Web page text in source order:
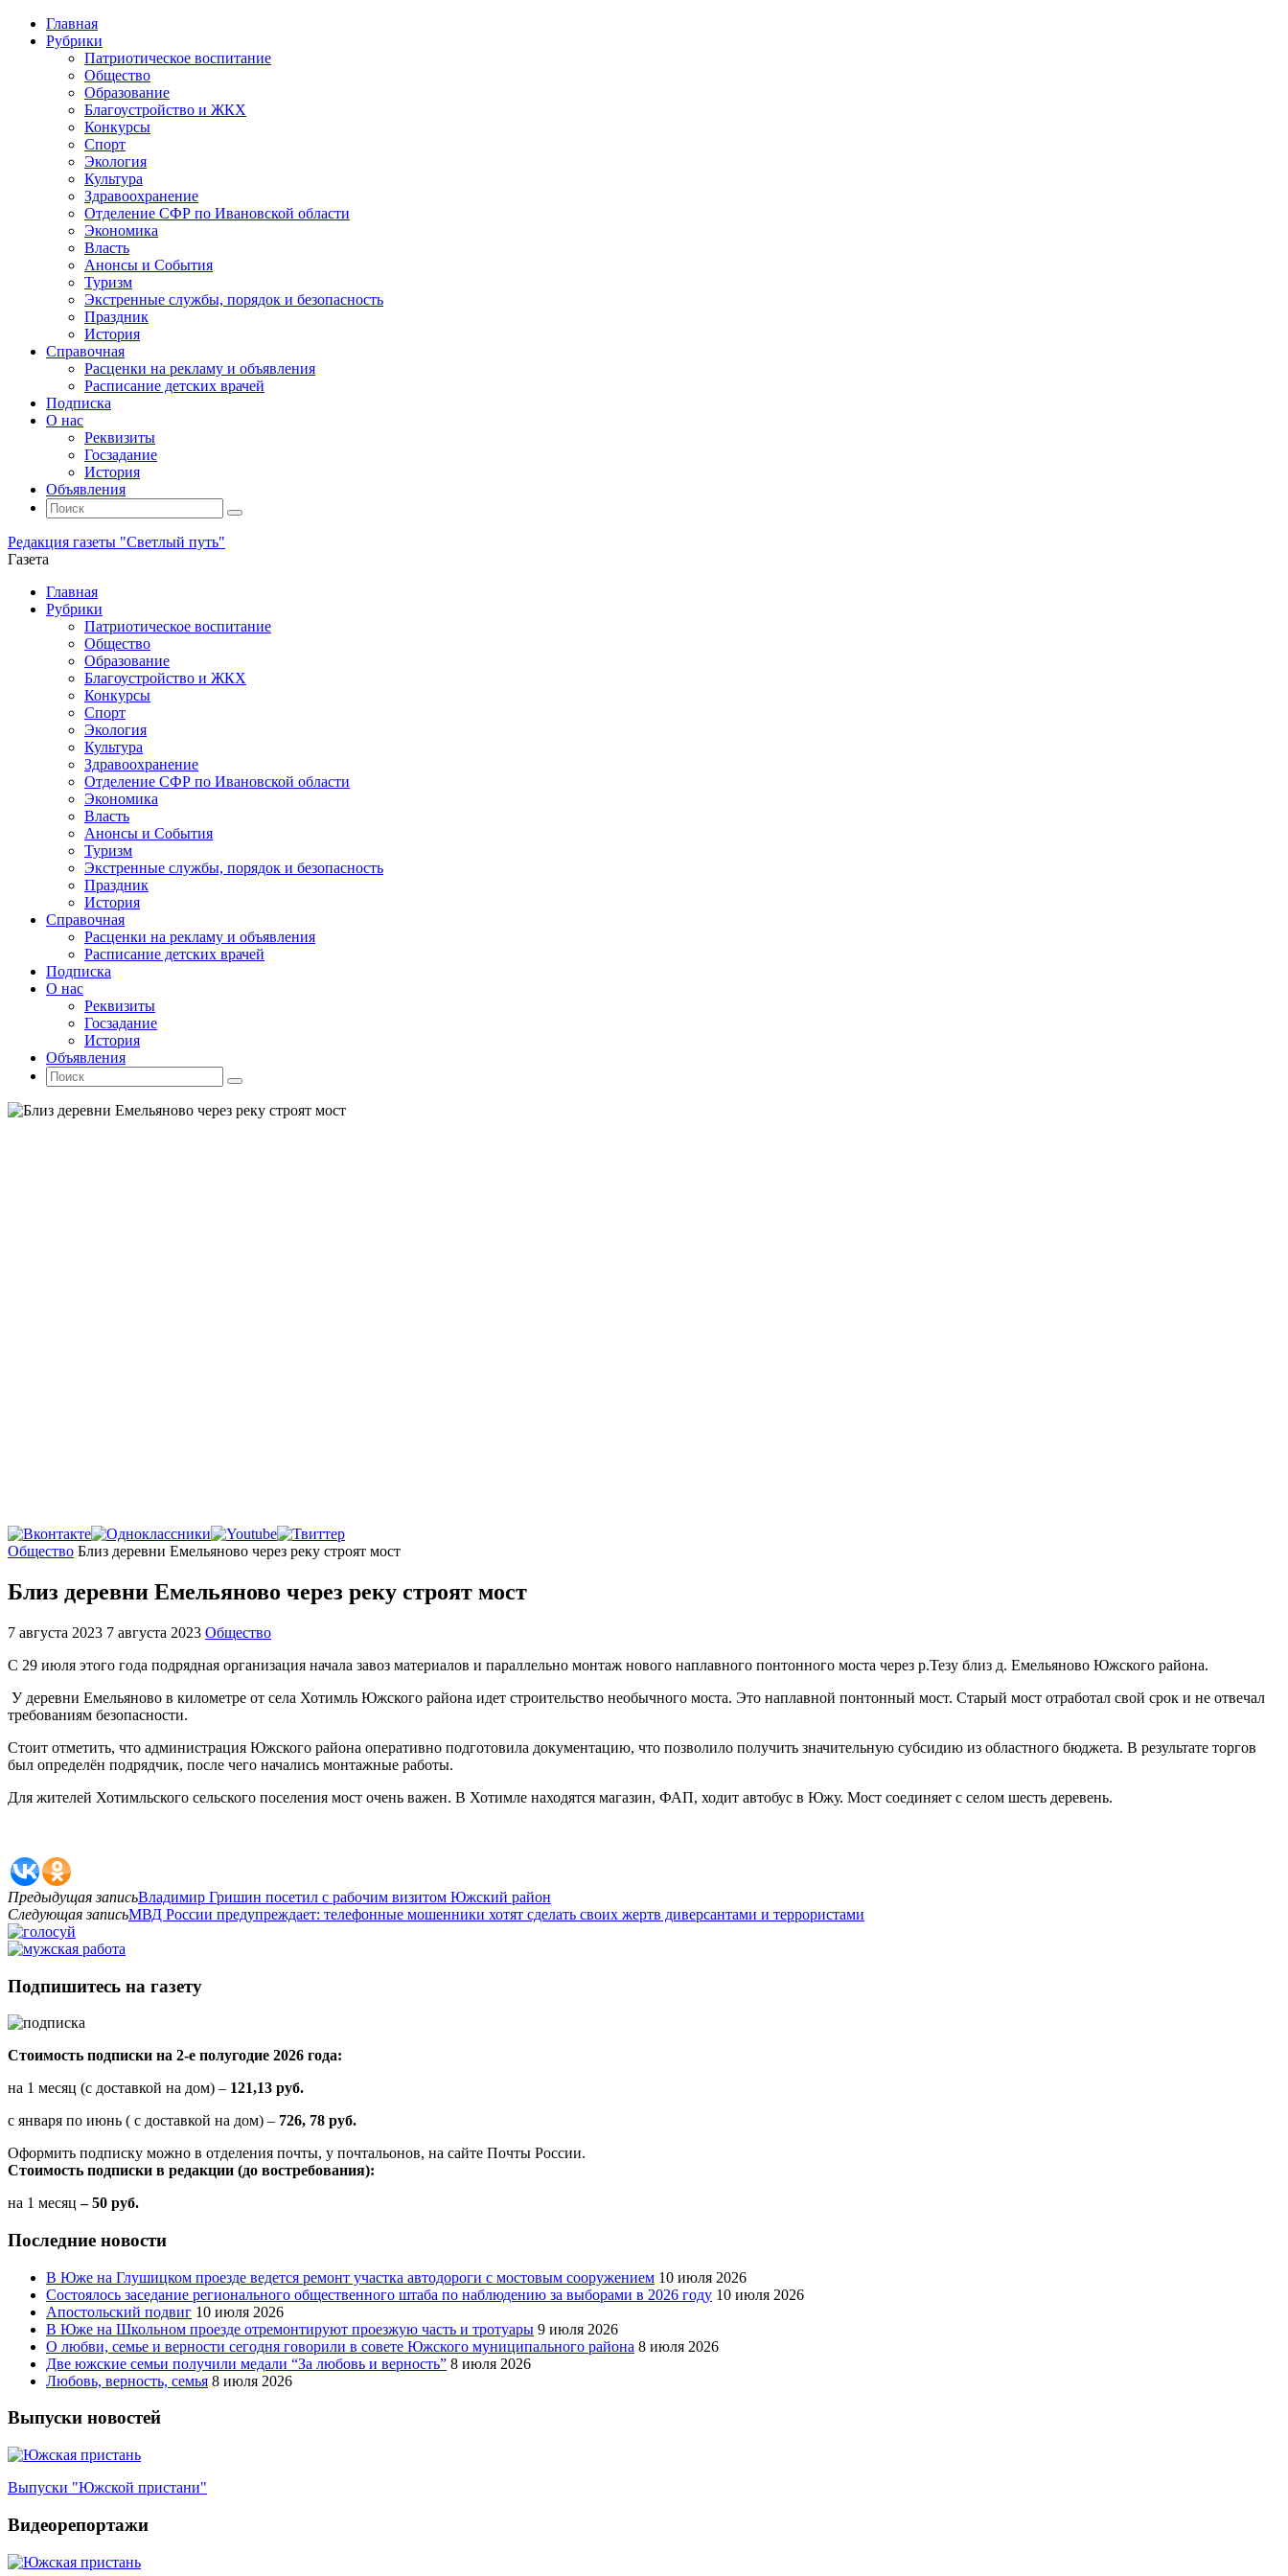
Главная
Рубрики
Патриотическое воспитание
Общество
Образование
Благоустройство и ЖКХ
Конкурсы
Спорт
Экология
Культура
Здравоохранение
Отделение СФР по Ивановской области
Экономика
Власть
Анонсы и События
Туризм
Экстренные службы, порядок и безопасность
Праздник
История
Справочная
Расценки на рекламу и объявления
Расписание детских врачей
Подписка
О нас
Реквизиты
Госзадание
История
Объявления
Поиск
Искать:
Поиск
Редакция газеты "Светлый путь"
Газета
Промотать
содержимому
Главная
Рубрики
Патриотическое воспитание
Общество
Образование
Благоустройство и ЖКХ
Конкурсы
Спорт
Экология
Культура
Здравоохранение
Отделение СФР по Ивановской области
Экономика
Власть
Анонсы и События
Туризм
Экстренные службы, порядок и безопасность
Праздник
История
Справочная
Расценки на рекламу и объявления
Расписание детских врачей
Подписка
О нас
Реквизиты
Госзадание
История
Объявления
Поиск
Искать:
Поиск
Главная
Общество Близ деревни Емельяново через реку строят мост
Близ деревни Емельяново через реку строят мост
7 августа 2023 7 августа 2023 Общество
С 29 июля этого года подрядная организация начала завоз материалов и параллельно монтаж нового наплавного понтонного моста через р.Тезу близ д. Емельяново Южского района.
У деревни Емельяново в километре от села Хотимль Южского района идет строительство необычного моста. Это наплавной понтонный мост. Старый мост отработал свой срок и не отвечал
требованиям безопасности.
Стоит отметить, что администрация Южского района оперативно подготовила документацию, что позволило получить значительную субсидию из областного бюджета. В результате торгов
был определён подрядчик, после чего начались монтажные работы.
Для жителей Хотимльского сельского поселения мост очень важен. В Хотимле находятся магазин, ФАП, ходит автобус в Южу. Мост соединяет с селом шесть деревень.
Предыдущая записьВладимир Гришин посетил с рабочим визитом Южский район
Следующая записьМВД России предупреждает: телефонные мошенники хотят сделать своих жертв диверсантами и террористами
Подпишитесь на газету
Стоимость подписки на 2-е полугодие 2026 года:
на 1 месяц (с доставкой на дом) – 121,13 руб.
с января по июнь ( с доставкой на дом) – 726, 78 руб.
Оформить подписку можно в отделения почты, у почтальонов, на сайте Почты России.
Стоимость подписки в редакции (до востребования):
на 1 месяц – 50 руб.
Последние новости
В Юже на Глушицком проезде ведется ремонт участка автодороги с мостовым сооружением 10 июля 2026
Состоялось заседание регионального общественного штаба по наблюдению за выборами в 2026 году 10 июля 2026
Апостольский подвиг 10 июля 2026
В Юже на Школьном проезде отремонтируют проезжую часть и тротуары 9 июля 2026
О любви, семье и верности сегодня говорили в совете Южского муниципального района 8 июля 2026
Две южские семьи получили медали “За любовь и верность” 8 июля 2026
Любовь, верность, семья 8 июля 2026
Выпуски новостей
Выпуски "Южской пристани"
Видеорепортажи